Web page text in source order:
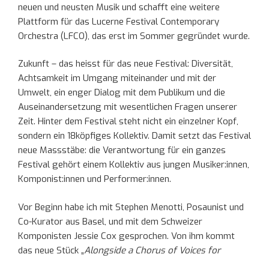
neuen und neusten Musik und schafft eine weitere
Plattform für das Lucerne Festival Contemporary
Orchestra (LFCO), das erst im Sommer gegründet wurde.
Zukunft – das heisst für das neue Festival: Diversität,
Achtsamkeit im Umgang miteinander und mit der
Umwelt, ein enger Dialog mit dem Publikum und die
Auseinandersetzung mit wesentlichen Fragen unserer
Zeit. Hinter dem Festival steht nicht ein einzelner Kopf,
sondern ein 18köpfiges Kollektiv. Damit setzt das Festival
neue Massstäbe: die Verantwortung für ein ganzes
Festival gehört einem Kollektiv aus jungen Musiker:innen,
Komponist:innen und Performer:innen.
Vor Beginn habe ich mit Stephen Menotti, Posaunist und
Co-Kurator aus Basel, und mit dem Schweizer
Komponisten Jessie Cox gesprochen. Von ihm kommt
das neue Stück „Alongside a Chorus of Voices for